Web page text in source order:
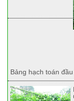
Bảng hạch toán